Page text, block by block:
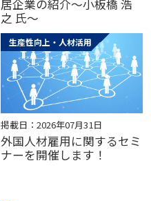
居企業の紹介～小板橋 浩
之 氏～
生産性向上・人材活用
掲載日：2026年07月31日
外国人材雇用に関するセミ
ナーを開催します！